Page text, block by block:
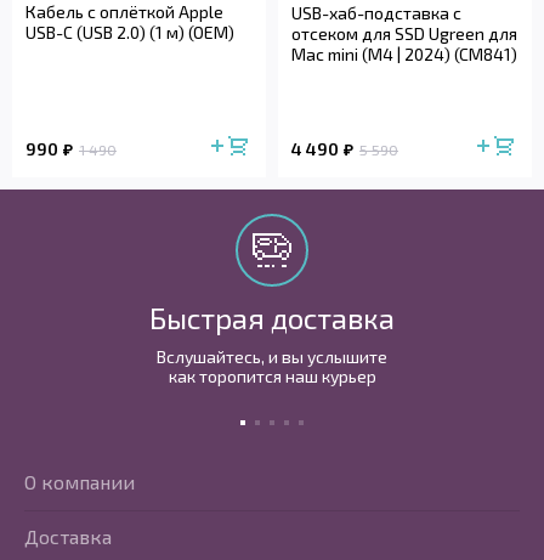
Кабель с оплёткой Apple
USB-C (USB 2.0) (1 м) (OEM)
990 1 490
USB-хаб-подставка с
отсеком для SSD Ugreen для
Mac mini (M4 | 2024) (CM841)
4 490 5 590
Быстрая доставка
Вслушайтесь, и вы услышите
как торопится наш курьер
О компании
Доставка